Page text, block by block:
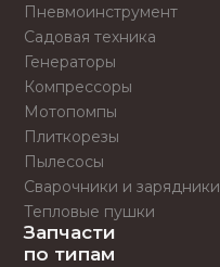
Пневмоинструмент
Садовая техника
Генераторы
Компрессоры
Мотопомпы
Плиткорезы
Пылесосы
Сварочники и зарядники
Тепловые пушки
Запчасти
по типам